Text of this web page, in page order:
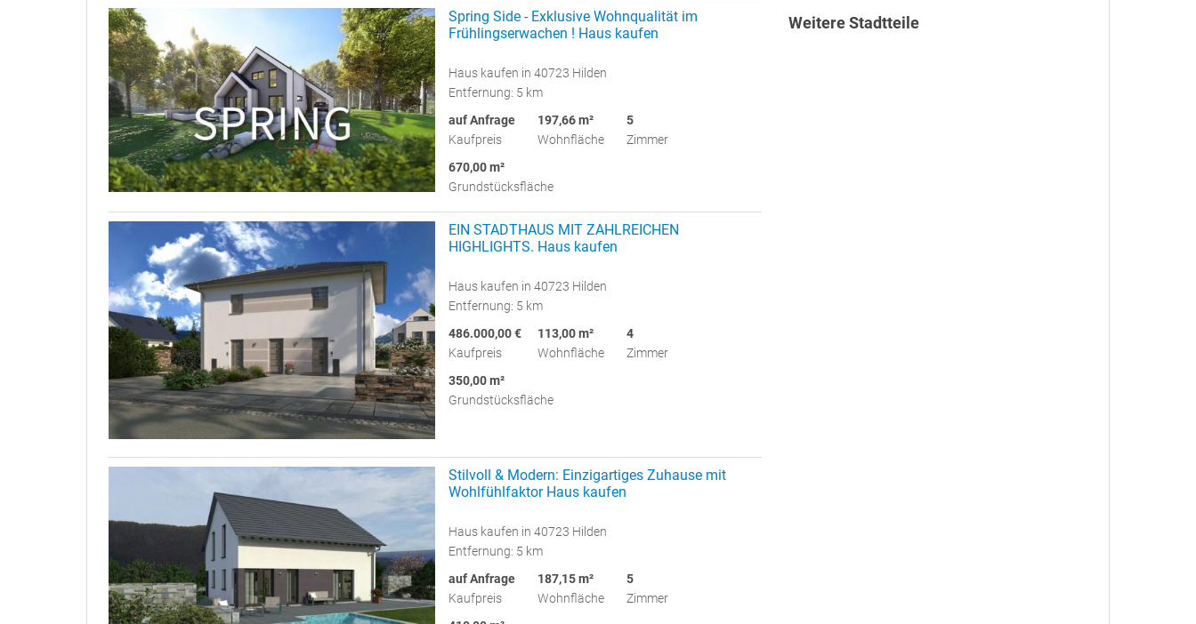
Spring Side - Exklusive Wohnqualität im
Frühlingserwachen ! Haus kaufen
Haus kaufen in 40723 Hilden
Entfernung: 5 km
auf Anfrage
Kaufpreis
197,66 m²
Wohnfläche
5
Zimmer
670,00 m²
Grundstücksfläche
EIN STADTHAUS MIT ZAHLREICHEN
HIGHLIGHTS. Haus kaufen
Haus kaufen in 40723 Hilden
Entfernung: 5 km
486.000,00 €
Kaufpreis
113,00 m²
Wohnfläche
4
Zimmer
350,00 m²
Grundstücksfläche
Stilvoll & Modern: Einzigartiges Zuhause mit
Wohlfühlfaktor Haus kaufen
Haus kaufen in 40723 Hilden
Entfernung: 5 km
auf Anfrage
Kaufpreis
187,15 m²
Wohnfläche
5
Zimmer
Weitere Stadtteile